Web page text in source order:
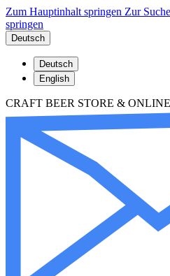
Zum Hauptinhalt springen Zur
springen
Deutsch
Deutsch
English
CRAFT BEER STORE &